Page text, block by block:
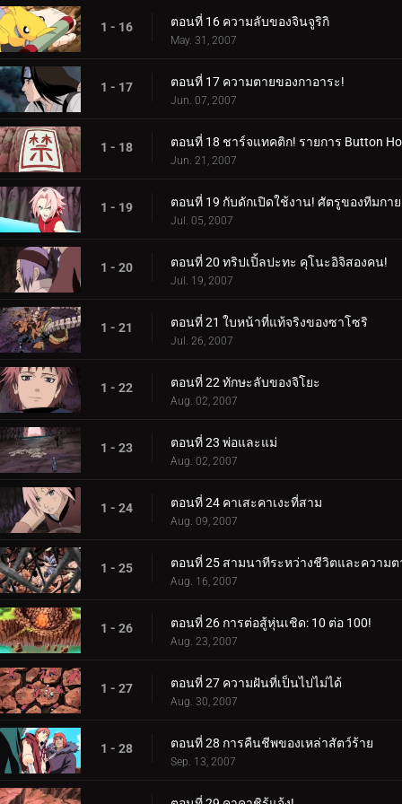
1 - 16 ตอนที่ 16 ความลับของจินจูริกิ
May. 31, 2007
1 - 17 ตอนที่ 17 ความตายของกาอาระ!
Jun. 07, 2007
1 - 18 ตอนที่ 18 ชาร์จแทคติก! รายการ Button
Jun. 21, 2007
1 - 19 ตอนที่ 19 กับดักเปิดใช้งาน! ศัตรูของทีมกาย
Jul. 05, 2007
1 - 20 ตอนที่ 20 ทริปเปิ้ลปะทะ คุโนะอิจิสองคน!
Jul. 19, 2007
1 - 21 ตอนที่ 21 ใบหน้าที่แท้จริงของซาโซริ
Jul. 26, 2007
1 - 22 ตอนที่ 22 ทักษะลับของจิโยะ
Aug. 02, 2007
1 - 23 ตอนที่ 23 พ่อและแม่
Aug. 02, 2007
1 - 24 ตอนที่ 24 คาเสะคาเงะที่สาม
Aug. 09, 2007
1 - 25 ตอนที่ 25 สามนาทีระหว่างชีวิตและความต
Aug. 16, 2007
1 - 26 ตอนที่ 26 การต่อสู้หุ่นเชิด: 10 ต่อ 100!
Aug. 23, 2007
1 - 27 ตอนที่ 27 ความฝันที่เป็นไปไม่ได้
Aug. 30, 2007
1 - 28 ตอนที่ 28 การคืนชีพของเหล่าสัตว์ร้าย
Sep. 13, 2007